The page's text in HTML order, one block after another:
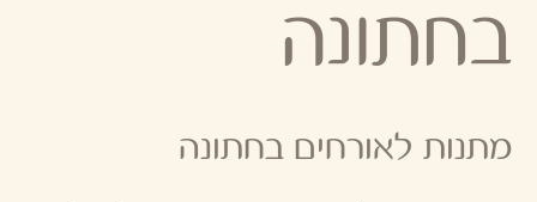
בחתונה
מתנות לאורחים בחתונה